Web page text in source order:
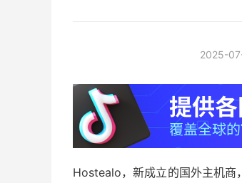
2025-
Hostealo，新成立的国外主机商